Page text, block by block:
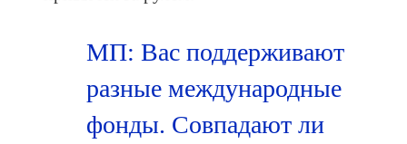
МП: Вас поддерживают
разные международные
фонды. Совпадают ли